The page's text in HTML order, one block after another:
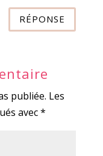
RÉPONSE
publiée. Les
avec*